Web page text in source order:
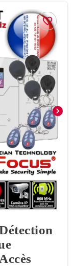
favorite_border
chevron_right